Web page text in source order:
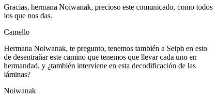
Gracias, hermana Noiwanak, precioso este comunicado, como todos
los que nos das.
Camello
Hermana Noiwanak, te pregunto, tenemos también a Seiph en esto
de desentrañar este camino que tenemos que llevar cada uno en
hermandad, y ¿también interviene en esta decodificación de las
láminas?
Noiwanak